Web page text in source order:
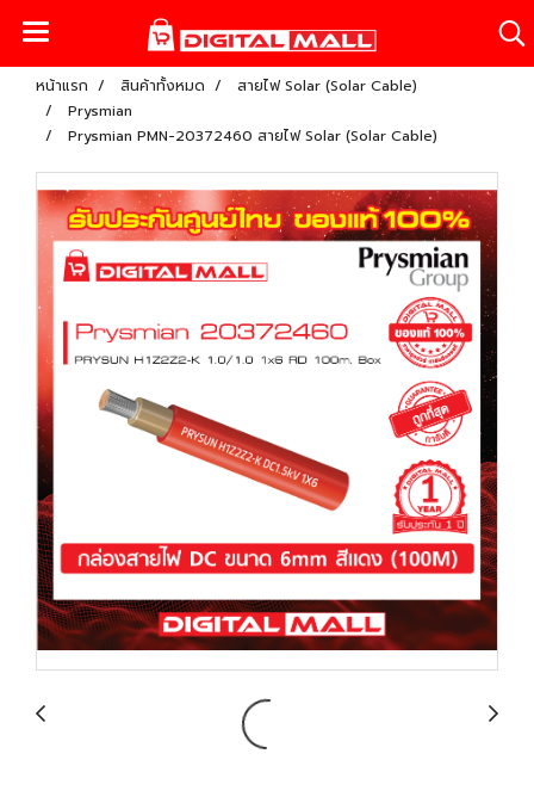
หน้าแรก สินค้าทั้งหมด
สายไฟ Solar (Solar Cable)
Prysmian
Prysmian PMN-20372460 สายไฟ Solar (Solar Cable)